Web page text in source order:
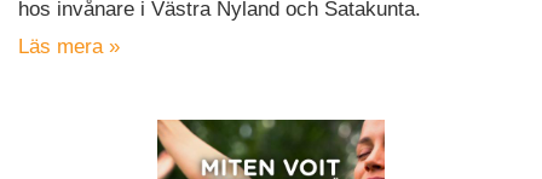
hos invånare i Västra Nyland och Satakunta.
Läs mera »